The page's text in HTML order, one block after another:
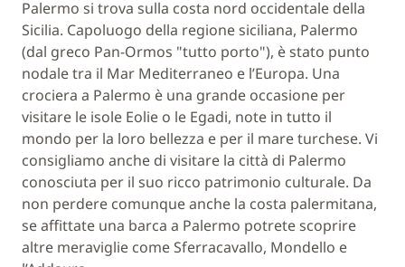
Palermo si trova sulla costa nord occidentale della
Sicilia. Capoluogo della regione siciliana, Palermo
(dal greco Pan-Ormos "tutto porto"), è stato punto
nodale tra il Mar Mediterraneo e l’Europa. Una
crociera a Palermo è una grande occasione per
visitare le isole Eolie o le Egadi, note in tutto il
mondo per la loro bellezza e per il mare turchese. Vi
consigliamo anche di visitare la città di Palermo
conosciuta per il suo ricco patrimonio culturale. Da
non perdere comunque anche la costa palermitana,
se affittate una barca a Palermo potrete scoprire
altre meraviglie come Sferracavallo, Mondello e